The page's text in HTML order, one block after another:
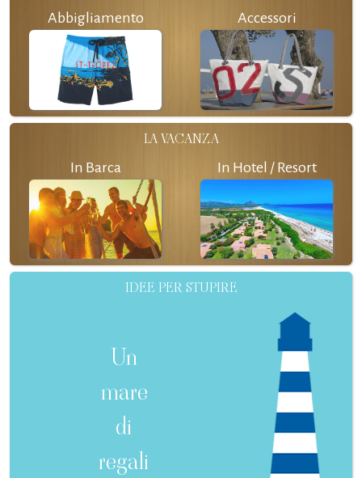
Abbigliamento Accessori
LA VACANZA
In Barca In Hotel / Resort
IDEE PER STUPIRE
Un
mare
di
regali